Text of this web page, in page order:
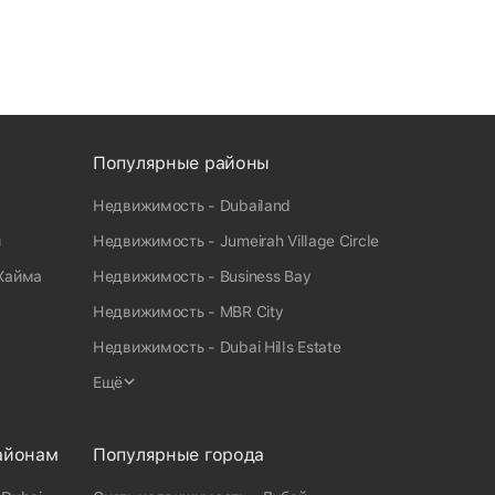
Популярные районы
Недвижимость - Dubailand
Недвижимость - Jumeirah Village Circle
Недвижимость - Business Bay
Недвижимость - MBR City
Недвижимость - Dubai Hills Estate
Ещё
Популярные города